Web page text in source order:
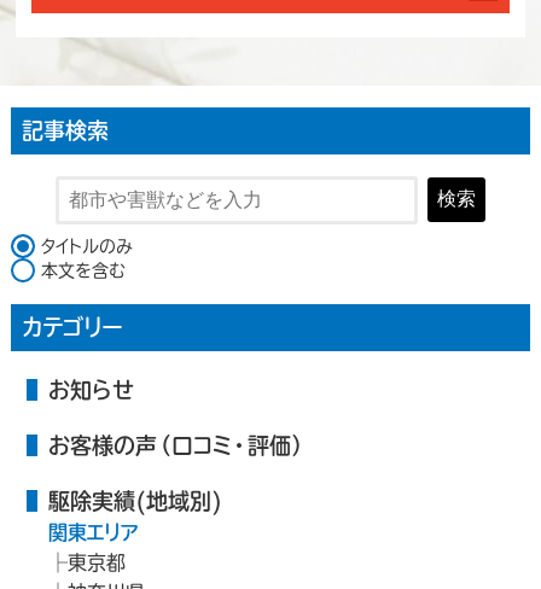
記事検索
検索
検索対象
タイトルのみ
本文を含む
カテゴリー
お知らせ
お客様の声（口コミ・評価）
駆除実績(地域別)
関東エリア
東京都